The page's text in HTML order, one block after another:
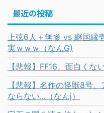
最近の投稿
上弦6人＋無惨 vs 継国
実ｗｗｗ（なんG)
【悲報】FF16、面白くな
【悲報】名作の怪獣8号
ならない...（なんj）